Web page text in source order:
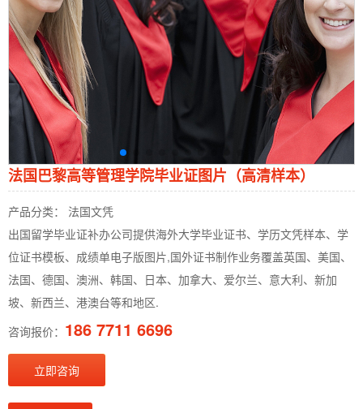
法国巴黎高等管理学院毕业证图片（高清样本）
产品分类： 法国文凭
出国留学毕业证补办公司提供海外大学毕业证书、学历文凭样本、学
位证书模板、成绩单电子版图片,国外证书制作业务覆盖英国、美国、
法国、德国、澳洲、韩国、日本、加拿大、爱尔兰、意大利、新加
坡、新西兰、港澳台等和地区.
咨询报价： 186 7711 6696
立即咨询